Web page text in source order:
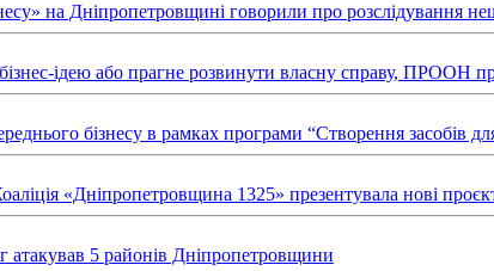
на Дніпропетровщині говорили про розслідування
ідею або прагне розвинути власну справу, ПРООН
бізнесу в рамках програми “Створення засобів
«Дніпропетровщина 1325» презентувала нові
атакував 5 районів Дніпропетровщини